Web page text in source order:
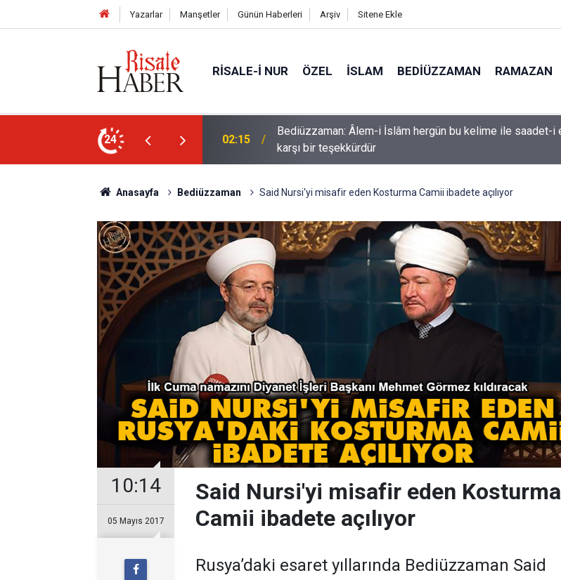
Yazarlar Manşetler Günün Haberleri Arşiv Sitene Ekle
RISALE-I NUR ÖZEL İSLAM BEDIÜZZAMAN RAMAZAN
24
bu kelime ile saadet-i ebediye müjdesine
01:45 Cimrilik etme ki, Allah da senden ihsanını kesmesin
Anasayfa Bediüzzaman Said Nursi'yi misafir eden Kosturma Camii ibadete açılıyor
10:14
05 Mayıs 2017
Said Nursi'yi misafir eden Kosturma
Camii ibadete açılıyor
Rusya’daki esaret yıllarında Bediüzzaman Said